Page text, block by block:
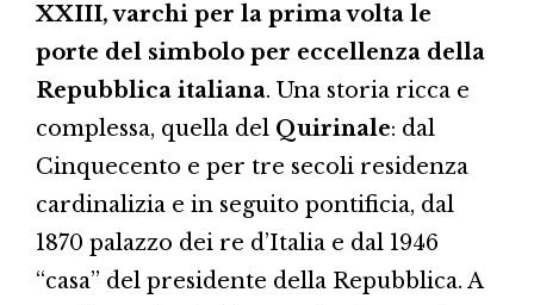
XXIII, varchi per la prima volta le
porte del simbolo per eccellenza della
Repubblica italiana. Una storia ricca e
complessa, quella del Quirinale: dal
Cinquecento e per tre secoli residenza
cardinalizia e in seguito pontificia, dal
1870 palazzo dei re d’Italia e dal 1946
“casa” del presidente della Repubblica. A